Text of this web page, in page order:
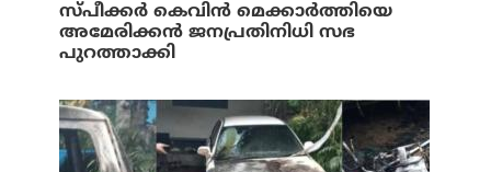
സ്പീക്കര്‍ കെവിന്‍ മെക്കാര്‍ത്തിയെ
അമേരിക്കന്‍ ജനപ്രതിനിധി സഭ
പുറത്താക്കി